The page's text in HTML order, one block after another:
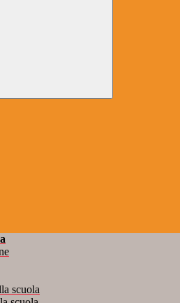
scuola